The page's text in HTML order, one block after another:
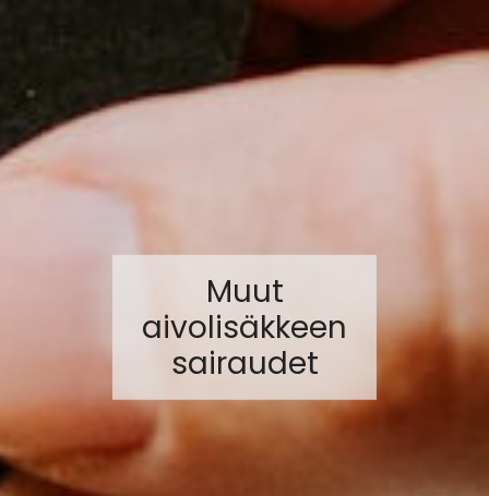
Muut
aivolisäkkeen
sairaudet